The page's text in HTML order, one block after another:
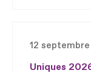
12
Uniques